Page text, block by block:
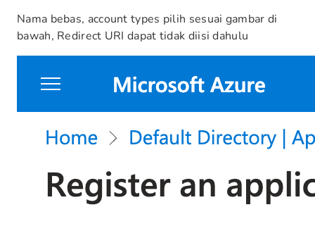
Nama bebas, account types pilih sesuai gambar di
bawah, Redirect URI dapat tidak diisi dahulu